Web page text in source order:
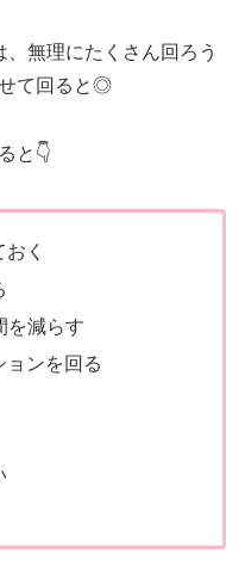
無理にたくさん回ろう
て回ると◎
と👇
く
を減らす
ョンを回る